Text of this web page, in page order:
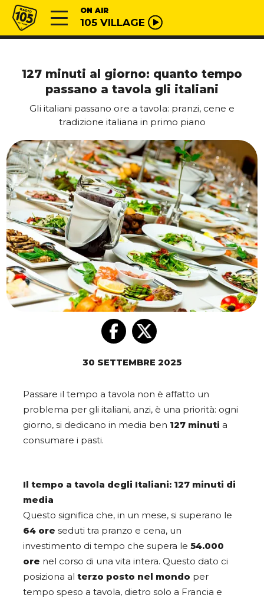
Vai al contenuto
Radio 105 ON AIR
105 VILLAGE
127 minuti al giorno: quanto tempo
passano a tavola gli italiani
Gli italiani passano ore a tavola: pranzi, cene e
tradizione italiana in primo piano
30 SETTEMBRE 2025
Passare il tempo a tavola non è affatto un
problema per gli italiani, anzi, è una priorità: ogni
giorno, si dedicano in media ben 127 minuti a
consumare i pasti.
Il tempo a tavola degli Italiani: 127 minuti di
media
Questo significa che, in un mese, si superano le
64 ore seduti tra pranzo e cena, un
investimento di tempo che supera le 54.000
ore nel corso di una vita intera. Questo dato ci
posiziona al terzo posto nel mondo per
tempo speso a tavola, dietro solo a Francia e